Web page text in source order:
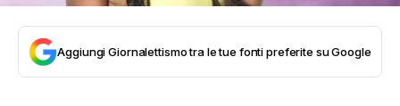
Aggiungi Giornalettismo tra le tue fonti preferite su Google